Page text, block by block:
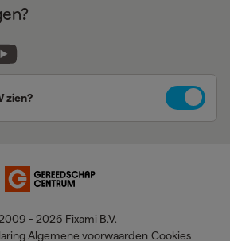
zien?
- 2026 Fixami B.V.
Algemene voorwaarden Cookies